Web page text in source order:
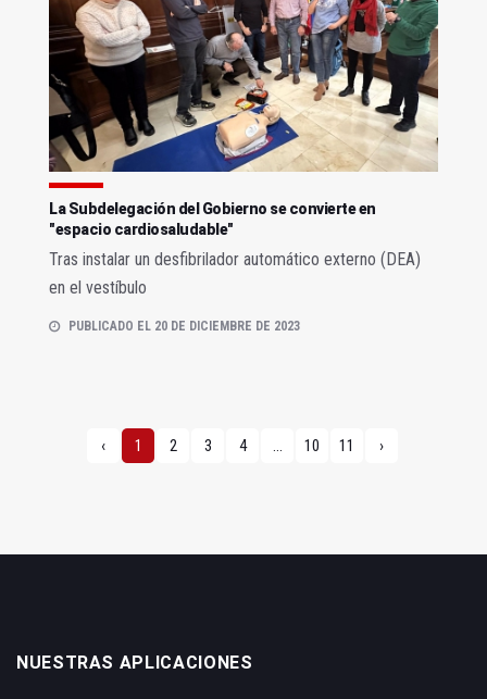
La Subdelegación del Gobierno se convierte en
"espacio cardiosaludable"
Tras instalar un desfibrilador automático externo (DEA)
en el vestíbulo
PUBLICADO EL 20 DE DICIEMBRE DE 2023
‹ 1 2 3 4 ... 10 11 ›
NUESTRAS APLICACIONES